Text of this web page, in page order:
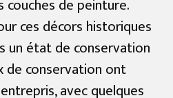
couches de peinture.
ces décors historiques
un état de conservation
de conservation ont
avec quelques